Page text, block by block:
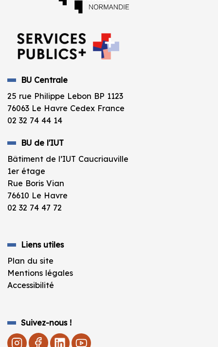
BU Centrale
25 rue Philippe Lebon BP 1123
76063 Le Havre Cedex France
02 32 74 44 14
BU de l'IUT
Bâtiment de l’IUT Caucriauville
1er étage
Rue Boris Vian
76610 Le Havre
02 32 74 47 72
Liens utiles
Plan du site
Mentions légales
Accessibilité
Suivez-nous !